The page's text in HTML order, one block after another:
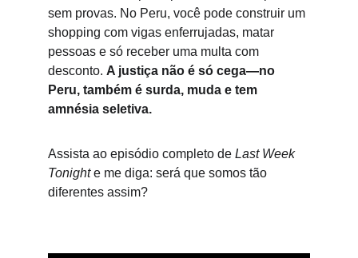
sem provas. No Peru, você pode construir um
shopping com vigas enferrujadas, matar
pessoas e só receber uma multa com
desconto. A justiça não é só cega—no
Peru, também é surda, muda e tem
amnésia seletiva.
Assista ao episódio completo de Last Week
Tonight e me diga: será que somos tão
diferentes assim?